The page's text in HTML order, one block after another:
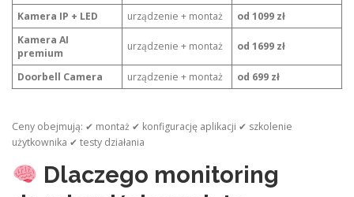
Kamera IP + LED
urządzenie + montaż
od 1099 zł
Kamera AI
premium
urządzenie + montaż od 1699 zł
Doorbell Camera urządzenie + montaż od 699 zł
Ceny obejmują: ✔ montaż ✔ konfigurację aplikacji ✔ szkolenie
użytkownika ✔ testy działania
Dlaczego monitoring